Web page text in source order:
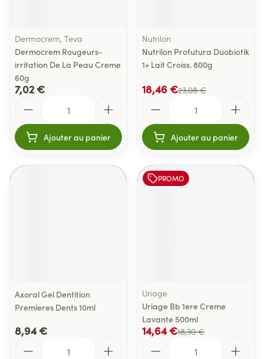
Dermocrem, Teva
Dermocrem Rougeurs-
irritation De La Peau Creme
60g
7,02 €
Ajouter au panier
Nutrilon
Nutrilon Profutura Duobiotik
1+ Lait Croiss. 800g
23,08 €
18,46 €
Ajouter au panier
Axoral Gel Dentition
Premieres Dents 10ml
8,94 €
PROMO
Uriage
Uriage Bb 1ere Creme
Lavante 500ml
18,30 €
14,64 €